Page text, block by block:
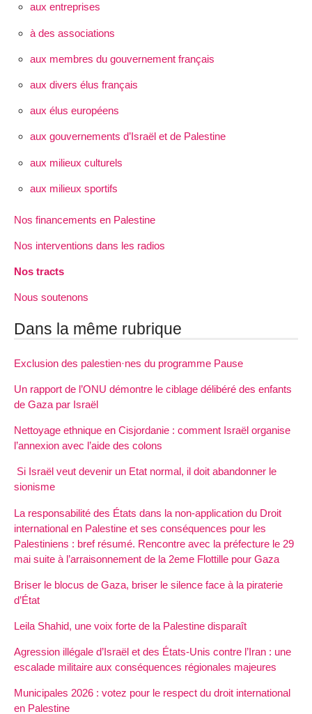
aux entreprises
à des associations
aux membres du gouvernement français
aux divers élus français
aux élus européens
aux gouvernements d’Israël et de Palestine
aux milieux culturels
aux milieux sportifs
Nos financements en Palestine
Nos interventions dans les radios
Nos tracts
Nous soutenons
Dans la même rubrique
Exclusion des palestien·nes du programme Pause
Un rapport de l’ONU démontre le ciblage délibéré des enfants
de Gaza par Israël
Nettoyage ethnique en Cisjordanie : comment Israël organise
l’annexion avec l’aide des colons
Si Israël veut devenir un Etat normal, il doit abandonner le
sionisme
La responsabilité des États dans la non-application du Droit
international en Palestine et ses conséquences pour les
Palestiniens : bref résumé. Rencontre avec la préfecture le 29
mai suite à l’arraisonnement de la 2eme Flottille pour Gaza
Briser le blocus de Gaza, briser le silence face à la piraterie
d’État
Leila Shahid, une voix forte de la Palestine disparaît
Agression illégale d’Israël et des États-Unis contre l’Iran : une
escalade militaire aux conséquences régionales majeures
Municipales 2026 : votez pour le respect du droit international
en Palestine